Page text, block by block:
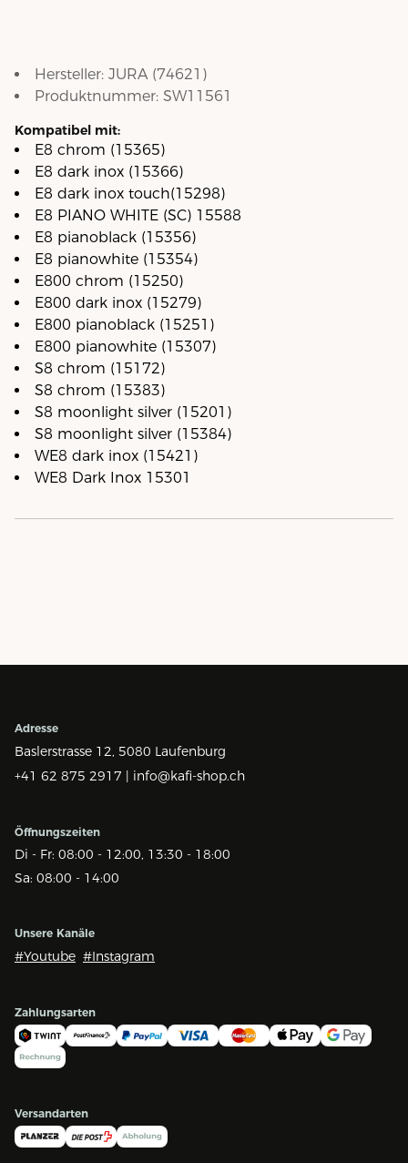
Hersteller: JURA (74621 )
Produktnummer: SW11561
Kompatibel mit:
E8 chrom (15365)
E8 dark inox (15366)
E8 dark inox touch(15298)
E8 PIANO WHITE (SC) 15588
E8 pianoblack (15356)
E8 pianowhite (15354)
E800 chrom (15250)
E800 dark inox (15279)
E800 pianoblack (15251)
E800 pianowhite (15307)
S8 chrom (15172)
S8 chrom (15383)
S8 moonlight silver (15201)
S8 moonlight silver (15384)
WE8 dark inox (15421)
WE8 Dark Inox 15301
Adresse
Baslerstrasse 12, 5080 Laufenburg
+41 62 875 2917 | info@kafi-shop.ch
Öffnungszeiten
Di - Fr: 08:00 - 12:00, 13:30 - 18:00
Sa: 08:00 - 14:00
Unsere Kanäle
#Youtube #Instagram
Zahlungsarten
Versandarten